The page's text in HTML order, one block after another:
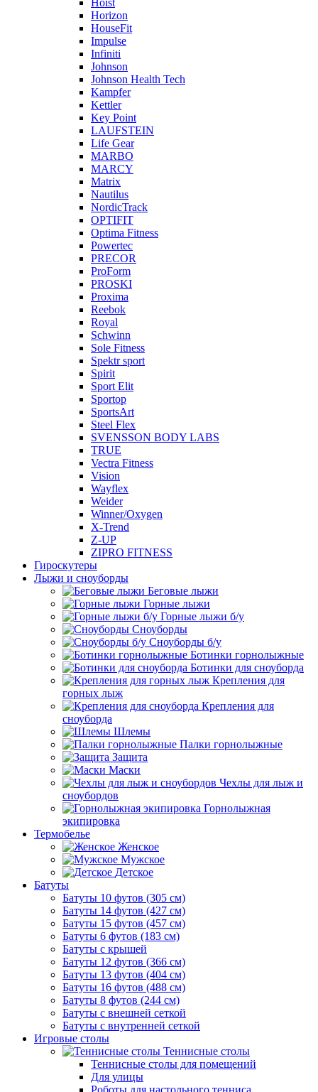
Hoist
Horizon
HouseFit
Impulse
Infiniti
Johnson
Johnson Health Tech
Kampfer
Kettler
Key Point
LAUFSTEIN
Life Gear
MARBO
MARCY
Matrix
Nautilus
NordicTrack
OPTIFIT
Optima Fitness
Powertec
PRECOR
ProForm
PROSKI
Proxima
Reebok
Royal
Schwinn
Sole Fitness
Spektr sport
Spirit
Sport Elit
Sportop
SportsArt
Steel Flex
SVENSSON BODY LABS
TRUE
Vectra Fitness
Vision
Wayflex
Weider
Winner/Oxygen
X-Trend
Z-UP
ZIPRO FITNESS
Гироскутеры
Лыжи и сноуборды
Беговые лыжи
Горные лыжи
Горные лыжи б/у
Сноуборды
Сноуборды б/у
Ботинки горнолыжные
Ботинки для сноуборда
Крепления для
горных лыж
Крепления для
сноуборда
Шлемы
Палки горнолыжные
Защита
Маски
Чехлы для лыж и
сноубордов
Горнолыжная
экипировка
Термобелье
Женское
Мужское
Детское
Батуты
Батуты 10 футов (305 см)
Батуты 14 футов (427 см)
Батуты 15 футов (457 см)
Батуты 6 футов (183 см)
Батуты с крышей
Батуты 12 футов (366 см)
Батуты 13 футов (404 см)
Батуты 16 футов (488 см)
Батуты 8 футов (244 см)
Батуты с внешней сеткой
Батуты с внутренней сеткой
Игровые столы
Теннисные столы
Теннисные столы для помещений
Для улицы
Роботы для настольного тенниса